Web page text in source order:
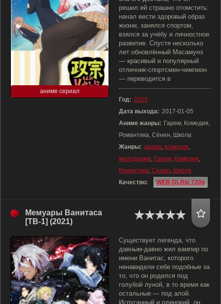
аниме сериал
решил ей страшно отомстить:
начал вести здоровый образ
жизни, занялся спортом,
взялся за учёбу и личностное
развитие. Спустя несколько
лет обновлённый Масамунэ
— красивый и популярный
отличник-спортсмен-чемпион
— переводится в
Год: 2023
Дата выхода: 2017-01-05
Аниме жанры: Гарем, Комедия,
Романтика, Сёнен, Школа
Жанры: драма, комедия,
мелодрама, Гарем, Комедия,
Романтика, Сёнен, Школа
Качество:
WEB-DLRip 720p
Мемуары Ванитаса
[ТВ-1] (2021)
Существует легенда, что
давным-давно жил вампир по
имени Ванитас, которого
ненавидели себе подобные за
то, что он родился под
голубой луной, в то время как
остальные — под алой.
Испуганный и одинокий, он